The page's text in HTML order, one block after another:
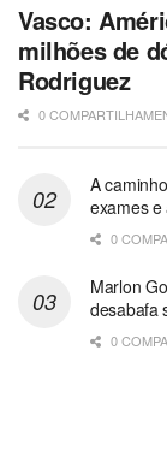
Vasco:
milhões de
Rodriguez
0
A
exames e
0
Marlon
desabafa
0